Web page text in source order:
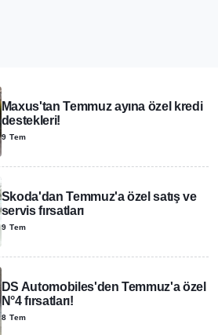
Maxus'tan Temmuz ayına özel kredi
destekleri!
9 Tem
Skoda'dan Temmuz'a özel satış ve
servis fırsatları
9 Tem
DS Automobiles'den Temmuz'a özel
N°4 fırsatları!
8 Tem